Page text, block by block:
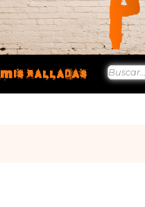
MIS RALLADAS